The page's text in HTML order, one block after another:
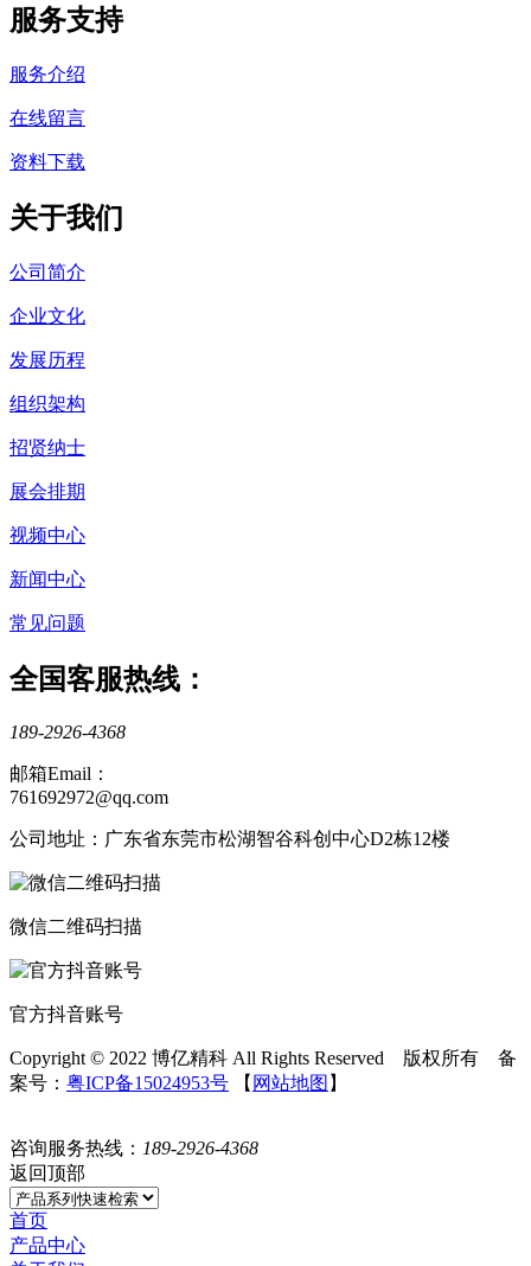
服务支持
服务介绍
在线留言
资料下载
关于我们
公司简介
企业文化
发展历程
组织架构
招贤纳士
展会排期
视频中心
新闻中心
常见问题
全国客服热线：
189-2926-4368
邮箱Email：
761692972@qq.com
公司地址：广东省东莞市松湖智谷科创中心D2栋12楼
微信二维码扫描
官方抖音账号
Copyright © 2022 博亿精科 All Rights Reserved 版权所有 备
案号： 粤ICP备15024953号 【 网站地图 】
咨询服务热线： 189-2926-4368
返回顶部
首页
产品中心